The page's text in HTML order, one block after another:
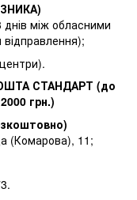
між обласними
СТАНДАРТ (до
грн.)
(Комарова), 11;